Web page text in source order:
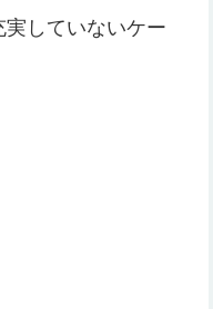
していないケー